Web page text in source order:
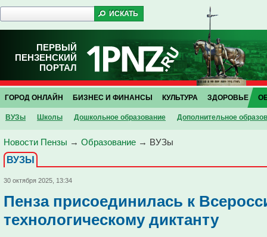
ПЕРВЫЙ
ПЕНЗЕНСКИЙ
ПОРТАЛ
ГОРОД ОНЛАЙН БИЗНЕС И ФИНАНСЫ КУЛЬТУРА ЗДОРОВЬЕ
ВУЗы Школы Дошкольное образование Дополнительное
Новости Пензы → Образование → ВУЗы
ВУЗЫ
30 октября 2025, 13:34
Пенза присоединилась к
технологическому диктанту